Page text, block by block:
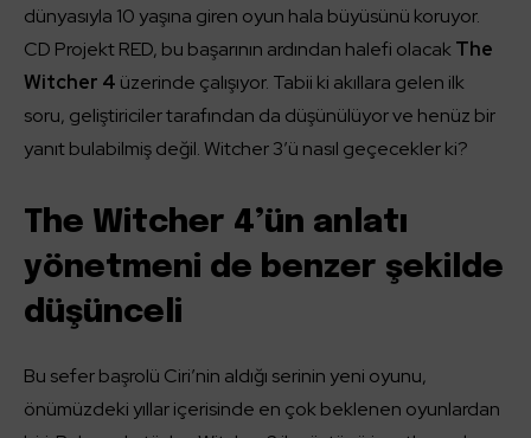
dünyasıyla 10 yaşına giren oyun hala büyüsünü koruyor.
CD Projekt RED, bu başarının ardından halefi olacakThe
Witcher 4 üzerinde çalışıyor. Tabii ki akıllara gelen ilk
soru, geliştiriciler tarafından da düşünülüyor ve henüz bir
yanıt bulabilmiş değil. Witcher 3’ü nasıl geçecekler ki?
The Witcher 4’ün anlatı
yönetmeni de benzer şekilde
düşünceli
Bu sefer başrolü Ciri’nin aldığı serinin yeni oyunu,
önümüzdeki yıllar içerisinde en çok beklenen oyunlardan